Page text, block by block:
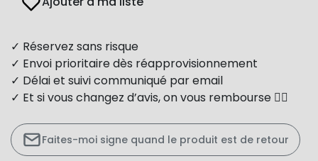
✓ Réservez sans risque
✓ Envoi prioritaire dès réapprovisionnement
✓ Délai et suivi communiqué par email
✓ Et si vous changez d’avis, on vous rembourse 👍🏻
Faites-moi signe quand le produit est de retour